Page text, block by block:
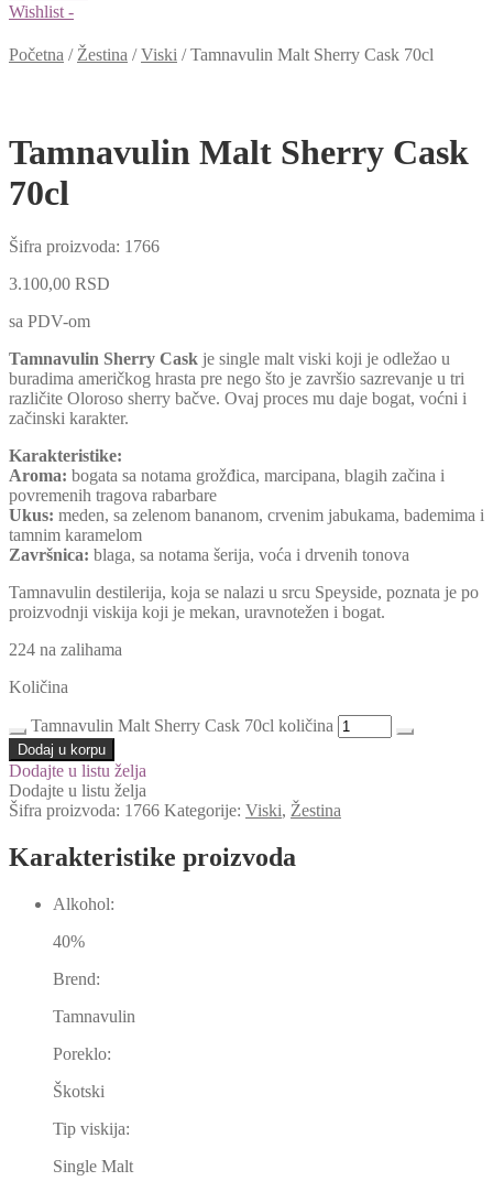
Wishlist -
Početna / Žestina /Viski /Tamnavulin Malt Sherry Cask 70cl
Tamnavulin Malt Sherry Cask
70cl
Šifra proizvoda: 1766
3.100,00 RSD
sa PDV-om
Tamnavulin Sherry Cask je single malt viski koji je odležao u
buradima američkog hrasta pre nego što je završio sazrevanje u tri
različite Oloroso sherry bačve. Ovaj proces mu daje bogat, voćni i
začinski karakter.
Karakteristike:
Aroma: bogata sa notama grožđica, marcipana, blagih začina i
povremenih tragova rabarbare
Ukus: meden, sa zelenom bananom, crvenim jabukama, bademima i
tamnim karamelom
Završnica: blaga, sa notama šerija, voća i drvenih tonova
Tamnavulin destilerija, koja se nalazi u srcu Speyside, poznata je po
proizvodnji viskija koji je mekan, uravnotežen i bogat.
224 na zalihama
Količina
Tamnavulin Malt Sherry Cask 70cl količina
Dodaj u korpu
Dodajte u listu želja
Dodajte u listu želja
Šifra proizvoda: 1766 Kategorije: Viski, Žestina
Karakteristike proizvoda
Alkohol:
40%
Brend:
Tamnavulin
Poreklo:
Škotski
Tip viskija:
Single Malt